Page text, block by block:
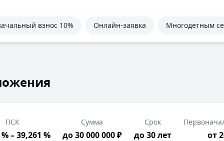
взнос 10% Онлайн-заявка Многодетным
ПСК
– 39,261 %
Сумма
до 30 000 000 ₽
Срок
до 30 лет от